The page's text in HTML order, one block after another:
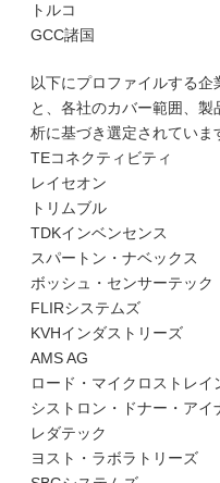
トルコ
GCC諸国
以下にプロファイルする
と、各社のカバー範囲、
析に基づき選定されていま
TEコネクティビティ
レイセオン
トリムブル
TDKインベンセンス
スパートン・ナベックス
ボッシュ・センサーテック
FLIRシステムズ
KVHインダストリーズ
AMS AG
ロード・マイクロストレイ
シストロン・ドナー・アイ
レダテック
ヨスト・ラボラトリーズ